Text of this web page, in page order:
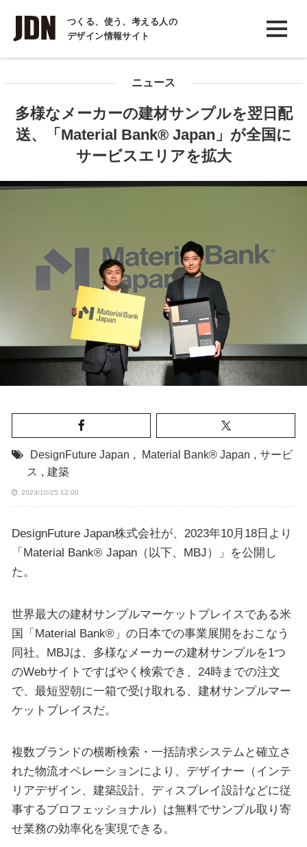
つくる、使う、考える人の
デザイン情報サイト
INTERVIEW
インタビュー
COLUMN
ニュース
多様なメーカーの建材サンプルを翌日配
送、「Material Bank® Japan」が全国に
サービスエリアを拡大
DesignFuture Japan , Material Bank® Japan , サービ
ス , 建築
2023/10/25 12:00
DesignFuture Japan株式会社が、2023年10月18日より
「Material Bank® Japan（以下、MBJ）」を公開し
た。
世界最大の建材サンプルマーケットプレイスである米
国「Material Bank®」の日本での事業展開をおこなう
同社。MBJは、多様なメーカーの建材サンプルを1つ
のWebサイトですばやく検索でき、24時までの注文
で、最短翌朝に一箱で受け取れる、建材サンプルマー
ケットプレイスだ。
複数ブランドの横断検索・一括請求システムと確立さ
れた物流オペレーションにより、デザイナー（インテ
リアデザイン、建築設計、ディスプレイ設計などに従
事するプロフェッショナル）は無料でサンプル取り寄
せ業務の効率化を実現できる。